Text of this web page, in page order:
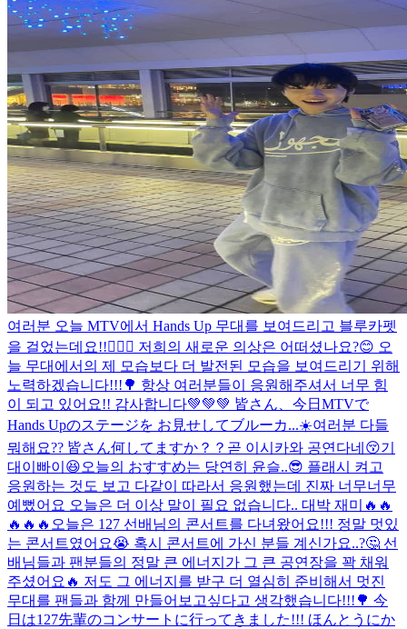
여러분 오늘 MTV에서 Hands Up 무대를 보여드리고 블루카펫
을 걸었는데요!!🙋🏻‍♂️ 저희의 새로운 의상은 어떠셨나요?😊 오
늘 무대에서의 제 모습보다 더 발전된 모습을 보여드리기 위해
노력하겠습니다!!!🌳 항상 여러분들이 응원해주셔서 너무 힘
이 되고 있어요!! 감사합니다💚💚💚 皆さん、今日MTVで
Hands Upのステージを お見せしてブルーカ...☀️여러분 다들
뭐해요?? 皆さん何してますか？？ 곧 이시카와 공연다네😚기
대이빠이😆오늘의 おすすめ는 당연히 윤슬..😎 플래시 켜고
응원하는 것도 보고 다같이 따라서 응원했는데 진짜 너무너무
예뻤어요 오늘은 더 이상 말이 필요 없습니다.. 대박 재미🔥🔥
🔥🔥🔥 오늘은 127 선배님의 콘서트를 다녀왔어요!!! 정말 멋있
는 콘서트였어요😭 혹시 콘서트에 가신 분들 계신가요..?🤔 선
배님들과 팬분들의 정말 큰 에너지가 그 큰 공연장을 꽉 채워
주셨어요🔥 저도 그 에너지를 받구 더 열심히 준비해서 멋진
무대를 팬들과 함께 만들어보고싶다고 생각했습니다!!!🌳 今
日は127先輩のコンサートに行ってきました!!! ほんとうにか